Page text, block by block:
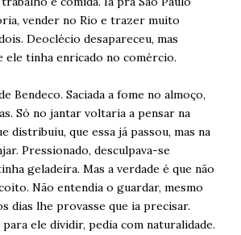
vender no Rio e trazer muito
Deoclécio desapareceu, mas
ele tinha enricado no comércio.
Bendeco. Saciada a fome no almoço,
Só no jantar voltaria a pensar na
distribuiu, que essa já passou, mas na
Pressionado, desculpava-se
geladeira. Mas a verdade é que não
Não entendia o guardar, mesmo
dias lhe provasse que ia precisar.
ele dividir, pedia com naturalidade.